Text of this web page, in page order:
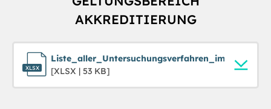
AKKREDITIERUNG
[XLSX | 53 KB]